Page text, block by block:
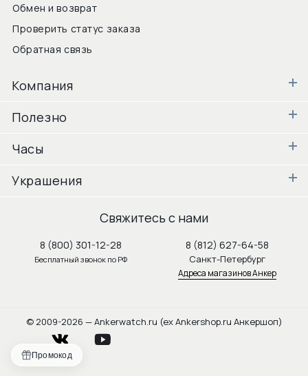
Промокод
Обмен и возврат
Проверить статус заказа
Обратная связь
Компания
Полезно
Часы
Украшения
Свяжитесь с нами
8 (800) 301-12-28
Бесплатный звонок по РФ
8 (812) 627-64-58
Санкт-Петербург
Адреса магазинов Анкер
© 2009-2026 — Ankerwatch.ru (ex Ankershop.ru Анкершоп)
vkontakte youtube